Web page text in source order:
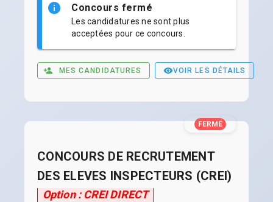
Concours fermé
Les candidatures ne sont plus
acceptées pour ce concours.
MES CANDIDATURES VOIR LES DÉTAILS
FERMÉ
CONCOURS DE RECRUTEMENT
DES ELEVES INSPECTEURS (CREI)
Option : CREI DIRECT